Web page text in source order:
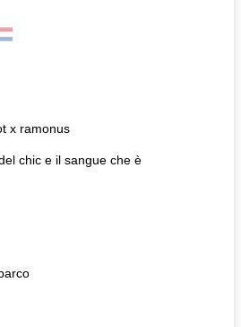
x ramonus
chic e il sangue che è